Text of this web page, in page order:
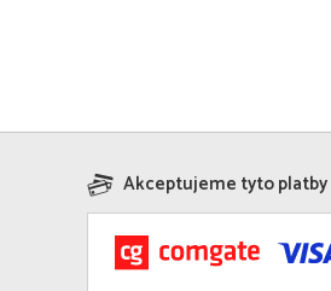
Akceptujeme tyto platby